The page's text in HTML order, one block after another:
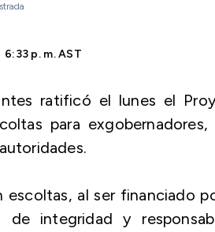
p. m. AST
ratificó el lunes el
para
escoltas, al ser financiado
de integridad y